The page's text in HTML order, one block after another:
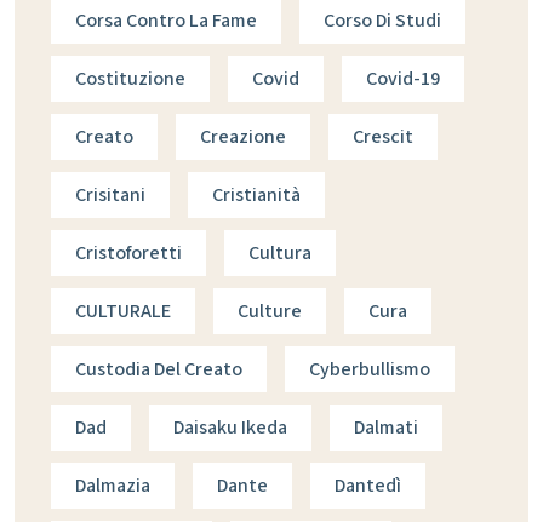
Corsa Contro La Fame Corso Di Studi
Costituzione Covid Covid-19
Creato Creazione Crescit
Crisitani Cristianità
Cristoforetti Cultura
CULTURALE Culture Cura
Custodia Del Creato Cyberbullismo
Dad Daisaku Ikeda Dalmati
Dalmazia Dante Dantedì